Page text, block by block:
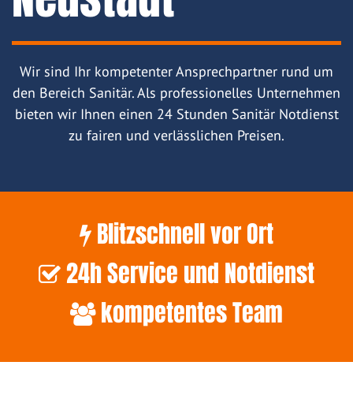
Wir sind Ihr kompetenter Ansprechpartner rund um
den Bereich Sanitär. Als professionelles Unternehmen
bieten wir Ihnen einen 24 Stunden Sanitär Notdienst
zu fairen und verlässlichen Preisen.
Blitzschnell vor Ort
24h Service und Notdienst
kompetentes Team